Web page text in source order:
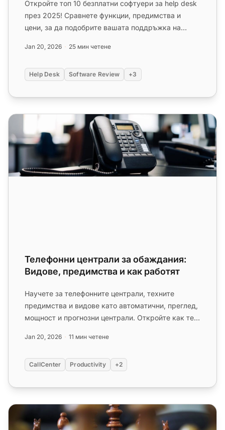
Откройте топ 10 безплатни софтуери за help desk
през 2025! Сравнете функции, предимства и
цени, за да подобрите вашата поддръжка на
Jan 20, 2026 25 мин четене
Help Desk Software Review +3
Телефонни централи за обаждания: Видове,
Телефонни централи за обаждания:
Видове, предимства и как работят
Научете за телефонните централи, техните
предимства и видове като автоматични, преглед,
мощност и прогнозни централи. Откройте как те
Jan 20, 2026 11 мин четене
CallCenter Productivity +2
Тактики за брандиране